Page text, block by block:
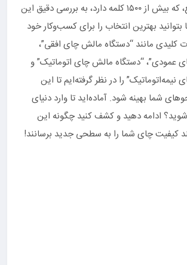
در این مقاله جامع، که بیش از ۱۵۰۰ کلمه دارد، به بررسی دقیق این
بتوانید بهترین انتخاب را برای کسب‌وکار خود
کلیدی مانند “دستگاه مالش چای افقی”،
عمودی”، “دستگاه مالش چای اتوماتیک” و
را در نظر گرفته‌ایم تا این
شما بهینه شود. آماده‌اید تا وارد دنیای
ادامه دهید و کشف کنید چگونه این
کیفیت چای شما را به سطحی جدید برسانند!